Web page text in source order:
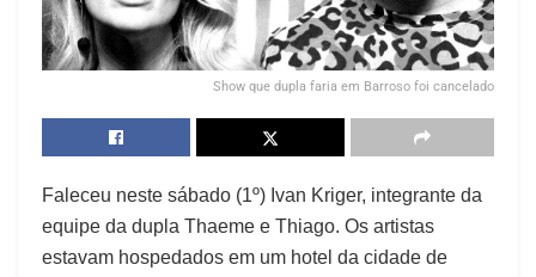
Show que dupla faria em Barroso foi cancelado
Faleceu neste sábado (1º) Ivan Kriger, integrante da
equipe da dupla Thaeme e Thiago. Os artistas
estavam hospedados em um hotel da cidade de